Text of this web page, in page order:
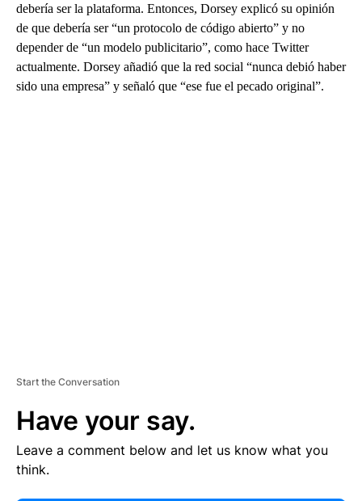
debería ser la plataforma. Entonces, Dorsey explicó su opinión
de que debería ser “un protocolo de código abierto” y no
depender de “un modelo publicitario”, como hace Twitter
actualmente. Dorsey añadió que la red social “nunca debió haber
sido una empresa” y señaló que “ese fue el pecado original”.
Start the Conversation
Have your say.
Leave a comment below and let us know what you
think.